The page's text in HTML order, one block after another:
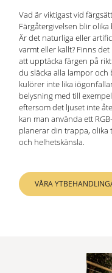
Vad är viktigast vid
Färgåtergivelsen blir
Är det naturliga eller
varmt eller kallt? Finns
att upptäcka färgen på
du släcka alla lampor och
kulörer inte lika
belysning med till
eftersom det ljuset inte
kan man använda ett
planerar din trappa, olika
och helhetskänsla.
VÅRA